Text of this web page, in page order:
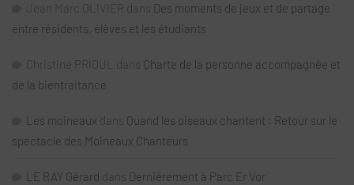
Jean Marc OLIVIER dans Des moments de jeux et de partage
entre résidents, élèves et les étudiants
Christine PRIOUL dans Charte de la personne accompagnée et
de la bientraitance
Les moineaux dans Quand les oiseaux chantent : Retour sur le
spectacle des Moineaux Chanteurs
LE RAY Gérard dans Dernièrement à Parc Er Vor